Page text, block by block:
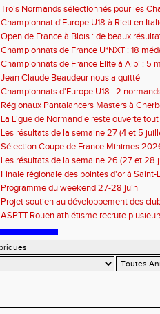
civique à compter de septembre 2026
Trois Normands sélectionnés pour les
Eugene !
Championnat d'Europe U18 à Rieti en
normands
Open de France à Blois : de beaux
Championnats de France U*NXT : 18
Championnats de France Elite à Albi : 5
titres !
Jean Claude Beaudeur nous a quitté
Championnats d'Europe U18 : 2
Régionaux Pantalancers Masters à
La Ligue de Normandie reste ouverte tout
Les résultats de la semaine 27 (4 et 5
Sélection Coupe de France Minimes
Les résultats de la semaine 26 (27 et 28
Finale régionale des pointes d'or à
informations
Programme du weekend 27-28 juin
Projet soutien au développement des
ASPTT Rouen athlétisme recrute